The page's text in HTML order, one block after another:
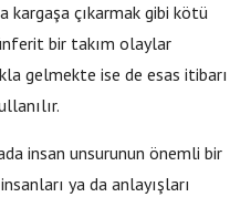
kargaşa çıkarmak gibi kötü
bir takım olaylar
gelmekte ise de esas itibarı
insan unsurunun önemli bir
ya da anlayışları